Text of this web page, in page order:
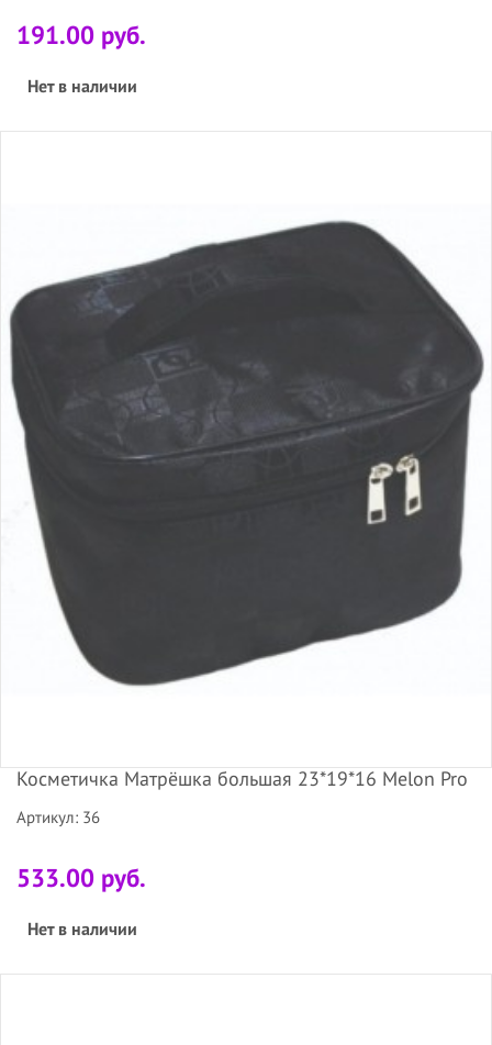
191.00 руб.
Нет в наличии
Косметичка Матрёшка большая 23*19*16 Melon Pro
Артикул: 36
533.00 руб.
Нет в наличии